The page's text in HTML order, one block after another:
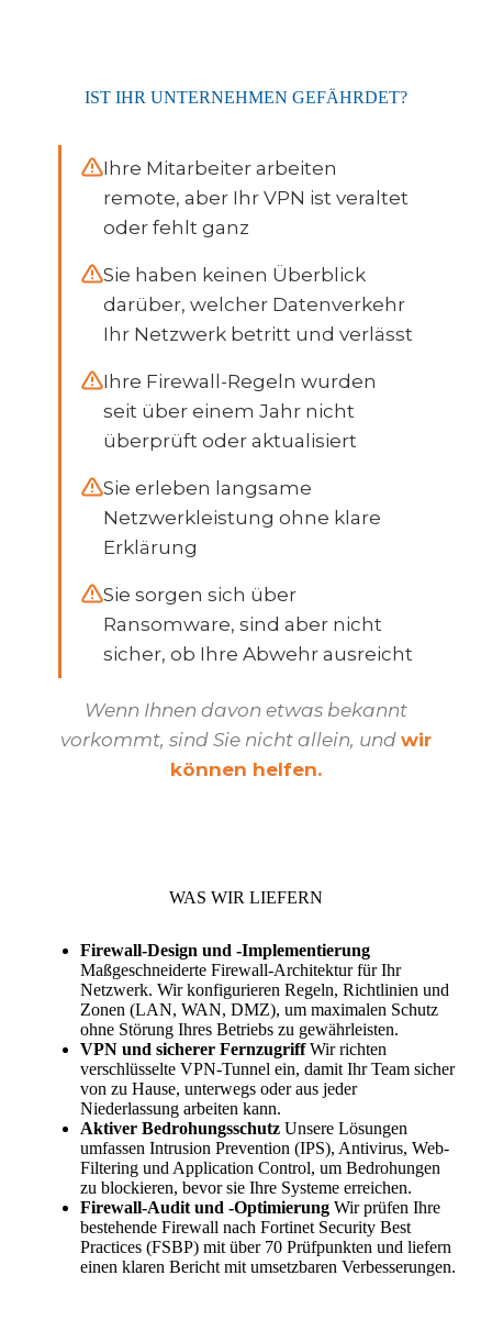
IST IHR UNTERNEHMEN GEFÄHRDET?
Ihre Mitarbeiter arbeiten
remote, aber Ihr VPN ist veraltet
oder fehlt ganz
Sie haben keinen Überblick
darüber, welcher Datenverkehr
Ihr Netzwerk betritt und verlässt
Ihre Firewall-Regeln wurden
seit über einem Jahr nicht
überprüft oder aktualisiert
Sie erleben langsame
Netzwerkleistung ohne klare
Erklärung
Sie sorgen sich über
Ransomware, sind aber nicht
sicher, ob Ihre Abwehr ausreicht
Wenn Ihnen davon etwas bekannt
vorkommt, sind Sie nicht allein, und wir
können helfen.
WAS WIR LIEFERN
Firewall-Design und -Implementierung
Maßgeschneiderte Firewall-Architektur für Ihr
Netzwerk. Wir konfigurieren Regeln, Richtlinien und
Zonen (LAN, WAN, DMZ), um maximalen Schutz
ohne Störung Ihres Betriebs zu gewährleisten.
VPN und sicherer FernzugriffWir richten
verschlüsselte VPN-Tunnel ein, damit Ihr Team sicher
von zu Hause, unterwegs oder aus jeder
Niederlassung arbeiten kann.
Aktiver Bedrohungsschutz Unsere Lösungen
umfassen Intrusion Prevention (IPS), Antivirus, Web-
Filtering und Application Control, um Bedrohungen
zu blockieren, bevor sie Ihre Systeme erreichen.
Firewall-Audit und -Optimierung Wir prüfen Ihre
bestehende Firewall nach Fortinet Security Best
Practices (FSBP) mit über 70 Prüfpunkten und liefern
einen klaren Bericht mit umsetzbaren Verbesserungen.